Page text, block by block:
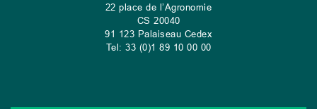
22 place de l’Agronomie
CS 20040
91 123 Palaiseau Cedex
Tel: 33 (0)1 89 10 00 00